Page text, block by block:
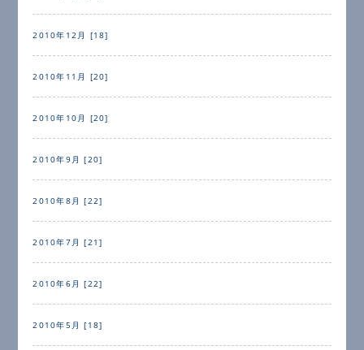
2010年12月 [18]
2010年11月 [20]
2010年10月 [20]
2010年9月 [20]
2010年8月 [22]
2010年7月 [21]
2010年6月 [22]
2010年5月 [18]